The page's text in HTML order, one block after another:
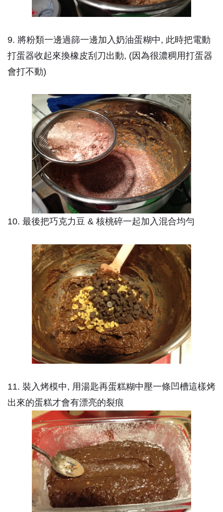
9. 將粉類一邊過篩一邊加入奶油蛋糊中, 此時把電動
打蛋器收起來換橡皮刮刀出動, (因為很濃稠用打蛋器
會打不動)
10. 最後把巧克力豆 & 核桃碎一起加入混合均勻
11. 裝入烤模中, 用湯匙再蛋糕糊中壓一條凹槽這樣烤
出來的蛋糕才會有漂亮的裂痕